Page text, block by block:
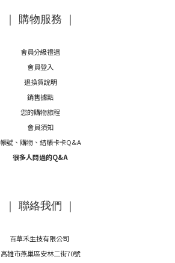
｜ 購物服務 ｜
會員分級禮遇
會員登入
退換貨說明
銷售據點
您的購物旅程
會員須知
帳號、購物、結帳卡卡Q&A
很多人問過的Q&A
｜ 聯絡我們 ｜
百草禾生技有限公司
高雄市燕巢區安林二街70號